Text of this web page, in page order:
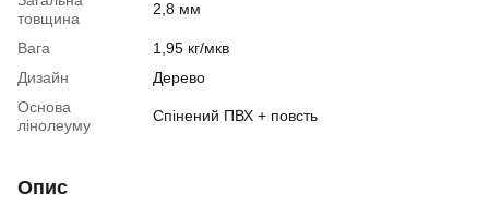
товщина
2,8 мм
Вага
1,95 кг/мкв
Дизайн
Дерево
Основа
лінолеуму
Спінений ПВХ + повсть
Опис